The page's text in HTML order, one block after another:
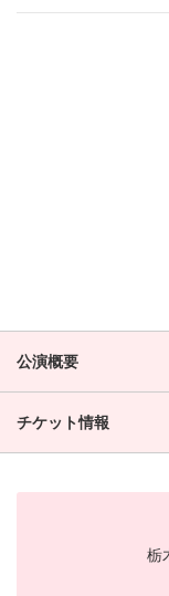
公演概要
チケット情報
栃